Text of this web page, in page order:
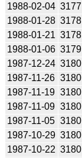
1988-02-04 3177
1988-01-28 3178
1988-01-21 3178
1988-01-06 3179
1987-12-24 3180
1987-11-26 3180
1987-11-19 3180
1987-11-09 3180
1987-11-05 3180
1987-10-29 3180
1987-10-22 3180